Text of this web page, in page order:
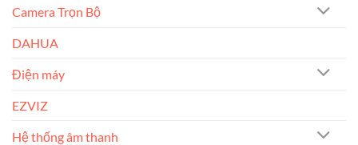
Camera Trọn Bộ
DAHUA
Điện máy
EZVIZ
Hệ thống âm thanh